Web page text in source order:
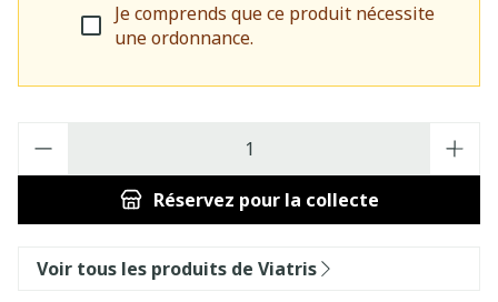
Je comprends que ce produit nécessite
une ordonnance.
Réservez pour la collecte
Voir tous les produits de Viatris